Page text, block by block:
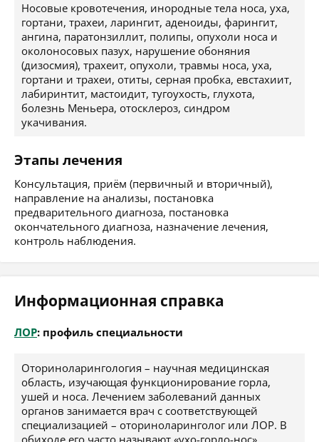
Носовые кровотечения, инородные тела носа, уха,
гортани, трахеи, ларингит, аденоиды, фарингит,
ангина, паратонзиллит, полипы, опухоли носа и
околоносовых пазух, нарушение обоняния
(дизосмия), трахеит, опухоли, травмы носа, уха,
гортани и трахеи, отиты, серная пробка, евстахиит,
лабиринтит, мастоидит, тугоухость, глухота,
болезнь Меньера, отосклероз, синдром
укачивания.
Этапы лечения
Консультация, приём (первичный и вторичный),
направление на анализы, постановка
предварительного диагноза, постановка
окончательного диагноза, назначение лечения,
контроль наблюдения.
Информационная справка
ЛОР: профиль специальности
Оториноларингология – научная медицинская
область, изучающая функционирование горла,
ушей и носа. Лечением заболеваний данных
органов занимается врач с соответствующей
специализацией – оториноларинголог или ЛОР. В
обиходе его часто называют «ухо-горло-нос».